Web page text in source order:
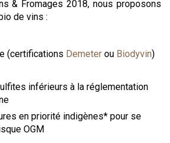
& Fromages 2018, nous proposons
de vins :
(certifications Demeter ou Biodyvin)
inférieurs à la réglementation
en priorité indigènes* pour se
OGM